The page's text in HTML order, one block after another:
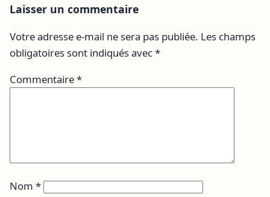
Laisser un commentaire
Votre adresse e-mail ne sera pas publiée. Les champs
obligatoires sont indiqués avec*
Commentaire*
Nom *